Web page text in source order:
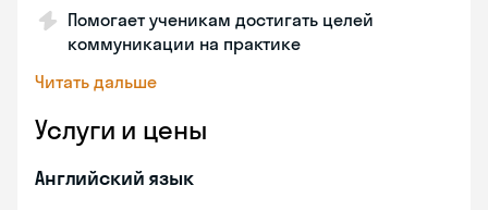
Помогает ученикам достигать целей
коммуникации на практике
Читать дальше
Услуги и цены
Английский язык